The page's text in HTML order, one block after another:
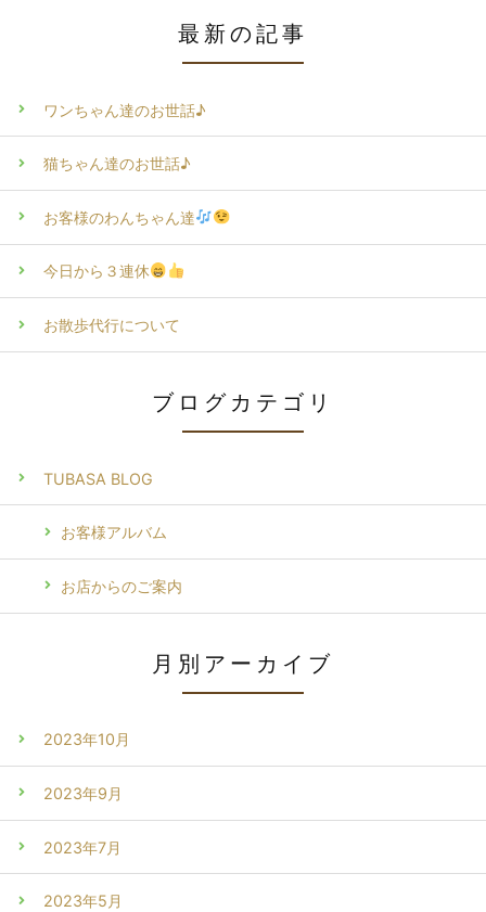
最新の記事
ワンちゃん達のお世話♪
猫ちゃん達のお世話♪
お客様のわんちゃん達
今日から３連休
お散歩代行について
ブログカテゴリ
TUBASA BLOG
お客様アルバム
お店からのご案内
月別アーカイブ
2023年10月
2023年9月
2023年7月
2023年5月